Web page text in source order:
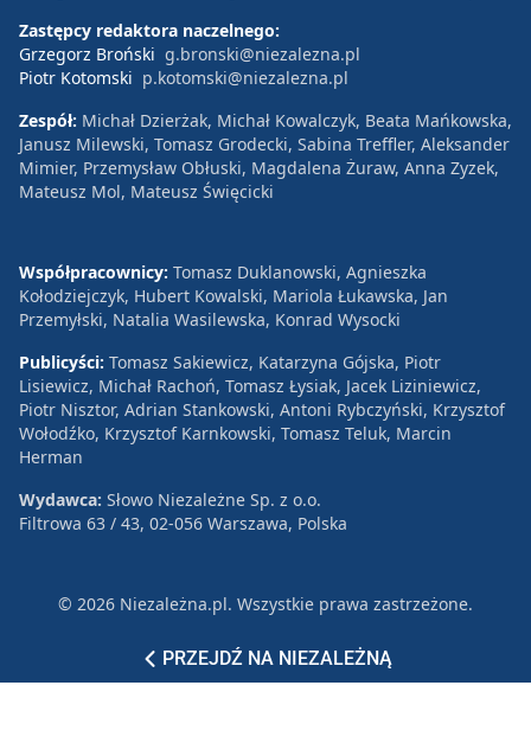
PRZEJDŹ NA NIEZALEŻNĄ
Zastępcy redaktora naczelnego:
Grzegorz Broński g.bronski@niezalezna.pl
Piotr Kotomski p.kotomski@niezalezna.pl
Zespół: Michał Dzierżak, Michał Kowalczyk, Beata Mańkowska,
Janusz Milewski, Tomasz Grodecki, Sabina Treffler, Aleksander
Mimier, Przemysław Obłuski, Magdalena Żuraw, Anna Zyzek,
Mateusz Mol, Mateusz Święcicki
Współpracownicy: Tomasz Duklanowski, Agnieszka
Kołodziejczyk, Hubert Kowalski, Mariola Łukawska, Jan
Przemyłski, Natalia Wasilewska, Konrad Wysocki
Publicyści: Tomasz Sakiewicz, Katarzyna Gójska, Piotr
Lisiewicz, Michał Rachoń, Tomasz Łysiak, Jacek Liziniewicz,
Piotr Nisztor, Adrian Stankowski, Antoni Rybczyński, Krzysztof
Wołodźko, Krzysztof Karnkowski, Tomasz Teluk, Marcin
Herman
Wydawca: Słowo Niezależne Sp. z o.o.
Filtrowa 63 / 43, 02-056 Warszawa, Polska
© 2026 Niezależna.pl. Wszystkie prawa zastrzeżone.
PatronatReklama Polityka prywatności